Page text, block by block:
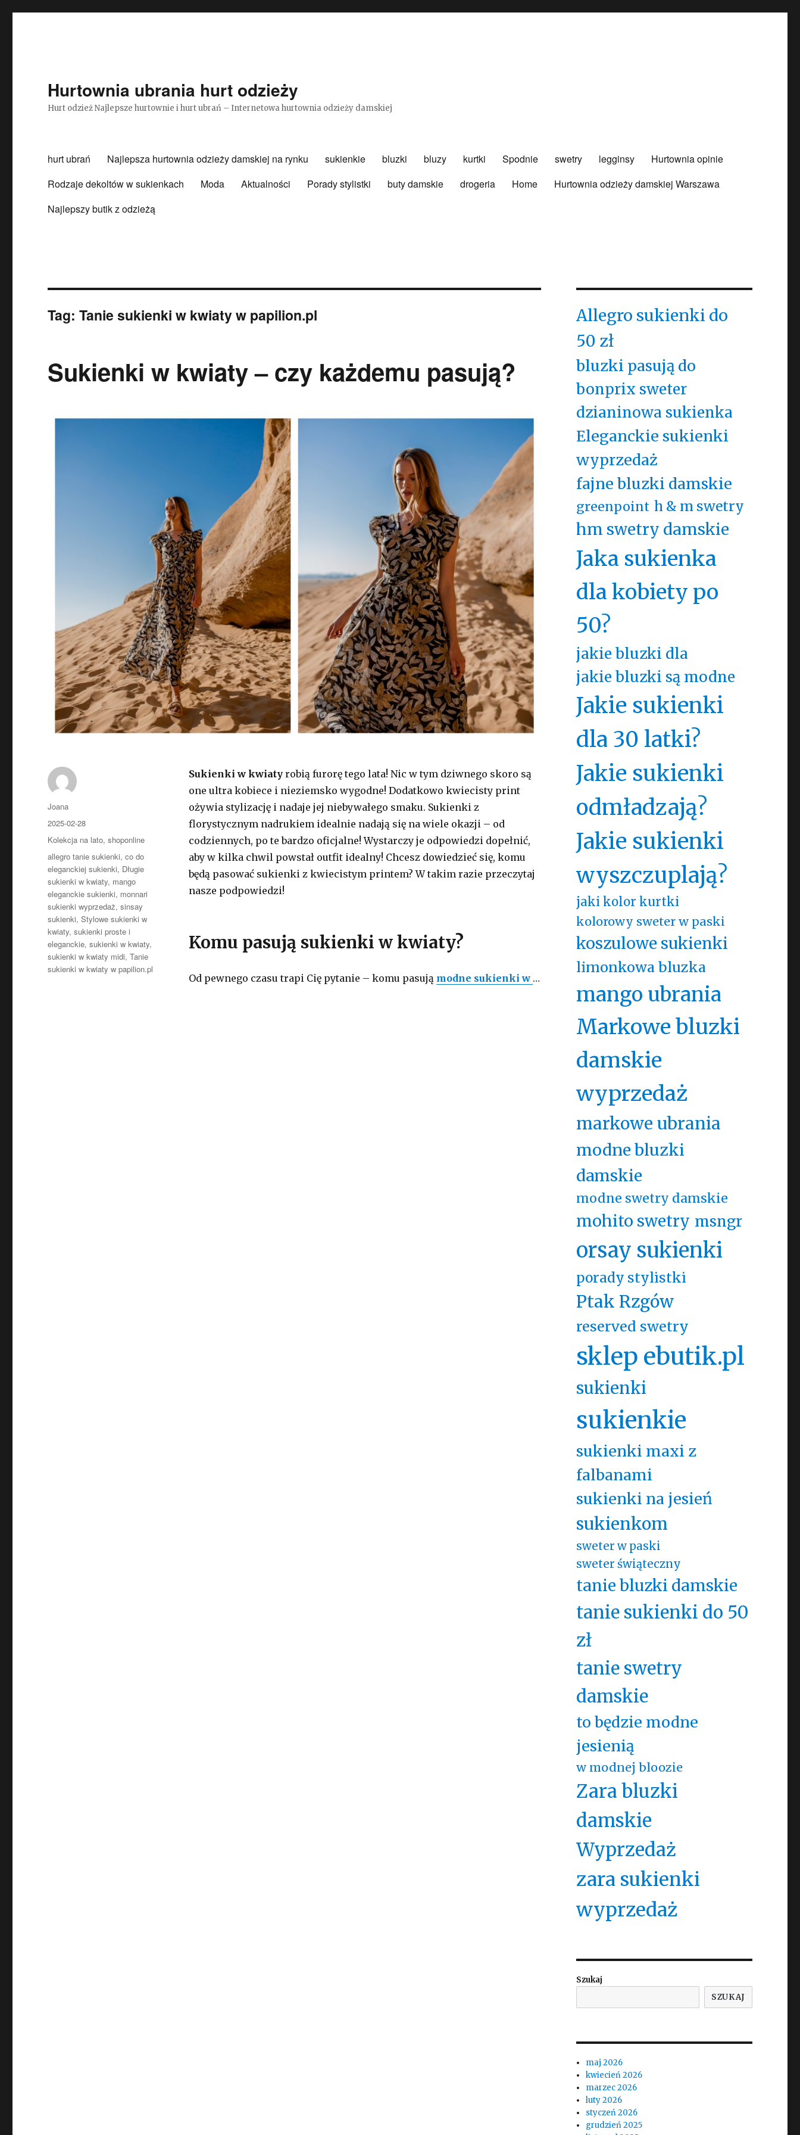
Hurtownia ubrania hurt odzieży
Hurt odzież Najlepsze hurtownie i hurt ubrań – Internetowa hurtownia odzieży damskiej
hurt ubrań Najlepsza hurtownia odzieży damskiej na rynku sukienkie bluzki bluzy kurtki Spodnie swetry legginsy
Hurtownia opinie
Rodzaje dekoltów w sukienkach
Moda Aktualności Porady stylistki buty damskie drogeria Home
Hurtownia odzieży damskiej Warszawa
Najlepszy butik z odzieżą
Tag:Tanie sukienki w kwiaty w papilion.pl
Sukienki w kwiaty – czy każdemu pasują?
Sukienki w kwiatyrobią furorę tego lata! Nic w tym dziwnego skoro są
one ultra kobiece i nieziemsko wygodne! Dodatkowo kwiecisty print
ożywia stylizację i nadaje jej niebywałego smaku. Sukienki z
florystycznym nadrukiem idealnie nadają się na wiele okazji – od
codziennych, po te bardzo oficjalne! Wystarczy je odpowiedzi dopełnić,
aby w kilka chwil powstał outfit idealny! Chcesz dowiedzieć się, komu
będą pasować sukienki z kwiecistym printem? W takim razie przeczytaj
nasze podpowiedzi!
Komu pasują sukienki w kwiaty?
Od pewnego czasu trapi Cię pytanie – komu pasują modne sukienki w …
Autor
Joana
Opublikowano
2025-02-28
Kategorie
Kolekcja na lato,shoponline
Tagi
allegro tanie sukienki,co do
eleganckiej sukienki, Długie
sukienki w kwiaty, mango
eleganckie sukienki, monnari
sukienki wyprzedaż,sinsay
sukienki,Stylowe sukienki w
kwiaty,sukienki proste i
eleganckie,sukienki w kwiaty,
sukienki w kwiaty midi,Tanie
sukienki w kwiaty w papilion.pl
Allegro sukienki do
50 zł
bluzki pasują do
bonprix sweter
dzianinowa sukienka
Eleganckie sukienki
wyprzedaż
fajne bluzki damskie
greenpoint h & m swetry
hm swetry damskie
Jaka sukienka
dla kobiety po
50?
jakie bluzki dla
jakie bluzki są modne
Jakie sukienki
dla 30 latki?
Jakie sukienki
odmładzają?
Jakie sukienki
wyszczuplają?
jaki kolor kurtki
kolorowy sweter w paski
koszulowe sukienki
limonkowa bluzka
mango ubrania
Markowe bluzki
damskie
wyprzedaż
markowe ubrania
modne bluzki
damskie
modne swetry damskie
mohito swetry msngr
orsay sukienki
porady stylistki
Ptak Rzgów
reserved swetry
sklep ebutik.pl
sukienki
sukienkie
sukienki maxi z
falbanami
sukienki na jesień
sukienkom
sweter w paski
sweter świąteczny
tanie bluzki damskie
tanie sukienki do 50
zł
tanie swetry
damskie
to będzie modne
jesienią
w modnej bloozie
Zara bluzki
damskie
Wyprzedaż
zara sukienki
wyprzedaż
Szukaj
SZUKAJ
maj 2026
kwiecień 2026
marzec 2026
luty 2026
styczeń 2026
grudzień 2025